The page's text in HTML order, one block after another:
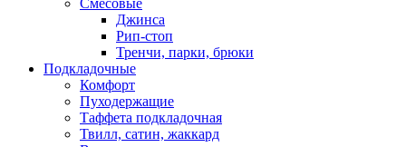
Смесовые
Джинса
Рип-стоп
Тренчи, парки, брюки
Подкладочные
Комфорт
Пуходержащие
Таффета подкладочная
Твилл, сатин, жаккард